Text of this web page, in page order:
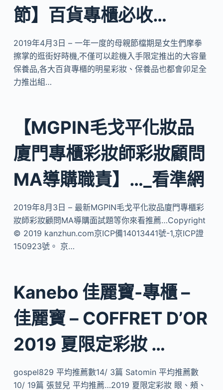
節】百貨專櫃必收…
2019年4月3日 – 一年一度的母親節檔期是女生們摩拳
擦掌的逛街好時機,不僅可以趁機入手限定推出的大容量
保養品,各大百貨專櫃的明星彩妝、保養品也都會卯足全
力推出組…
【MGPIN毛戈平化妝品
廈門專櫃彩妝師彩妝顧問
MA導購職責】…_看準網
2019年8月3日 – 最新MGPIN毛戈平化妝品廈門專櫃彩
妝師彩妝顧問MA導購面試題等你來看推薦…Copyright
© 2019 kanzhun.com京ICP備14013441號-1,京ICP證
150923號。 京…
Kanebo 佳麗寶-專櫃 –
佳麗寶 – COFFRET D’OR
2019 夏限定彩妝 …
gospel829 平均推薦數14/ 3篇 Satomin 平均推薦數
10/ 19篇 張荳兒 平均推薦…2019 夏限定彩妝 眼、頰、